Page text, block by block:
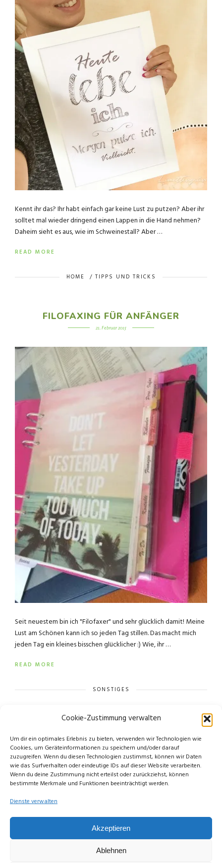
Cookie-Zustimmung verwalten
Um dir ein optimales Erlebnis zu bieten, verwenden wir Technologien wie
Cookies, um Geräteinformationen zu speichern und/oder darauf
zuzugreifen. Wenn du diesen Technologien zustimmst, können wir Daten
wie das Surfverhalten oder eindeutige IDs auf dieser Website verarbeiten.
Wenn du deine Zustimmung nicht erteilst oder zurückziehst, können
bestimmte Merkmale und Funktionen beeinträchtigt werden.
Dienste verwalten
Akzeptieren
Ablehnen
Kennt ihr das? Ihr habt einfach gar keine Lust zu putzen? Aber ihr
solltet mal wieder dringend einen Lappen in die Hand nehmen?
Daheim sieht es aus, wie im Schweinestall? Aber …
READ MORE
HOME / TIPPS UND TRICKS
FILOFAXING FÜR ANFÄNGER
21. Februar 2015
Seit neuestem bin ich "Filofaxer" und sehr glücklich damit! Meine
Lust am Schönen kann ich so jeden Tag stillen. Das macht mich
jeden Tag ein kleines bisschen glücklicher :) Wie, ihr …
READ MORE
SONSTIGES
© Copyright Limettengrün // Since 2015